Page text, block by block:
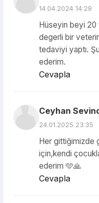
14.04.2024 14:29
Hüseyin beyi 20
degerli bir
tedaviyi yaptı.
ederim.
Cevapla
Ceyhan
24.01.2025 23:35
Her gittiğimizde
için,kendi
ederim 🩵🙏
Cevapla